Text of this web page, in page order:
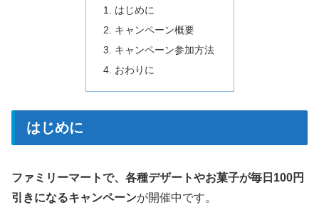
はじめに
キャンペーン概要
キャンペーン参加方法
おわりに
はじめに
ファミリーマートで、各種デザートやお菓子が毎日100円
引きになるキャンペーンが開催中です。